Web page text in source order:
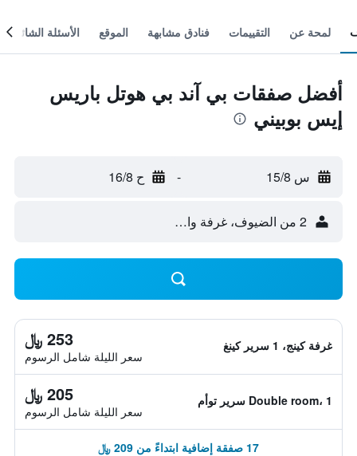
لمحة عن التقييمات فنادق مشابهة الموقع الأسئلة الشائعة
أفضل صفقات بي آند بي هوتل باريس
إيس بوبيني
س 15/8 - ح 16/8
2 من الضيوف، غرفة واحدة
غرفة كينج، 1 سرير كينغ 253 ﷼
سعر الليلة شامل الرسوم
Double room، 1 سرير توأم 205 ﷼
سعر الليلة شامل الرسوم
17 صفقة إضافية ابتداءً من 209 ﷼